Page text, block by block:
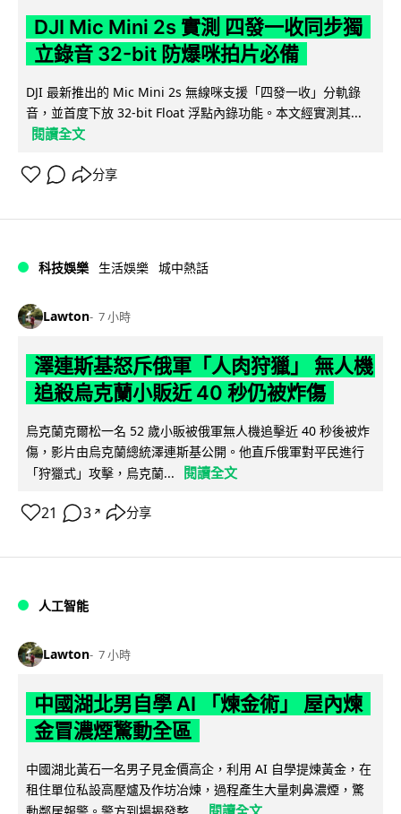
DJI Mic Mini 2s 實測 四發一收同步獨
立錄音 32-bit 防爆咪拍片必備
DJI 最新推出的 Mic Mini 2s 無線咪支援「四發一收」分軌錄
音，並首度下放 32-bit Float 浮點內錄功能。本文經實測其...
閱讀全文
分享
科技娛樂 生活娛樂 城中熱話
Lawton 7 小時
澤連斯基怒斥俄軍「人肉狩獵」 無人機
追殺烏克蘭小販近 40 秒仍被炸傷
烏克蘭克爾松一名 52 歲小販被俄軍無人機追擊近 40 秒後被炸
傷，影片由烏克蘭總統澤連斯基公開。他直斥俄軍對平民進行
「狩獵式」攻擊，烏克蘭...
閱讀全文
21 3 ↗ 分享
人工智能
Lawton 7 小時
中國湖北男自學 AI 「煉金術」 屋內煉
金冒濃煙驚動全區
中國湖北黃石一名男子見金價高企，利用 AI 自學提煉黃金，在
租住單位私設高壓爐及作坊冶煉，過程產生大量刺鼻濃煙，驚
動鄰居報警。警方到場揭發整...
閱讀全文